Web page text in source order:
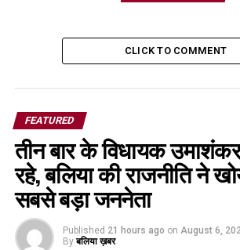
CLICK TO COMMENT
FEATURED
तीन बार के विधायक
रहे, बलिया की राजनीति ने
सबसे बड़ा जननेता
Published 21 hours ago on August 6,
By बलिया ख़बर